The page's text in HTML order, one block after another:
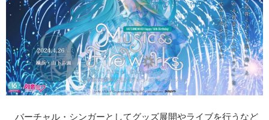
バーチャル・シンガーとしてグッズ展開やライブを行うなど